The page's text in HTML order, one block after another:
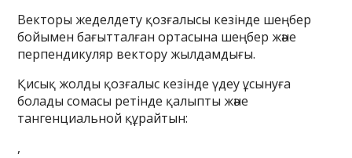
Векторы жеделдету қозғалысы кезінде шеңбер
бойымен бағытталған ортасына шеңбер және
перпендикуляр вектору жылдамдығы.
Қисық жолды қозғалыс кезінде үдеу ұсынуға
болады сомасы ретінде қалыпты және
тангенциальной құрайтын:
,